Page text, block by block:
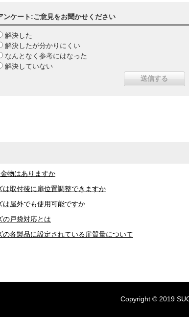
ンケート:ご意見をお聞かせください
解決した
解決したが分かりにくい
なんとなく参考にはなった
解決していない
物はありますか
は取付後に扉位置調整できますか
は屋外でも使用可能ですか
の戸袋対応とは
の各製品に設定されている扉質量について
Copyright © 2019